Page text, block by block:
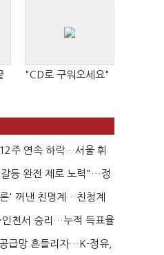
"CD로 구워오세요"
주 연속 하락…서울 휘
...
등 완전 제로 노력"…정
세 사...
' 꺼낸 친명계…친청계
리기...
인천서 승리…누적 득표율
)...
급망 흔들리자…K-정유,